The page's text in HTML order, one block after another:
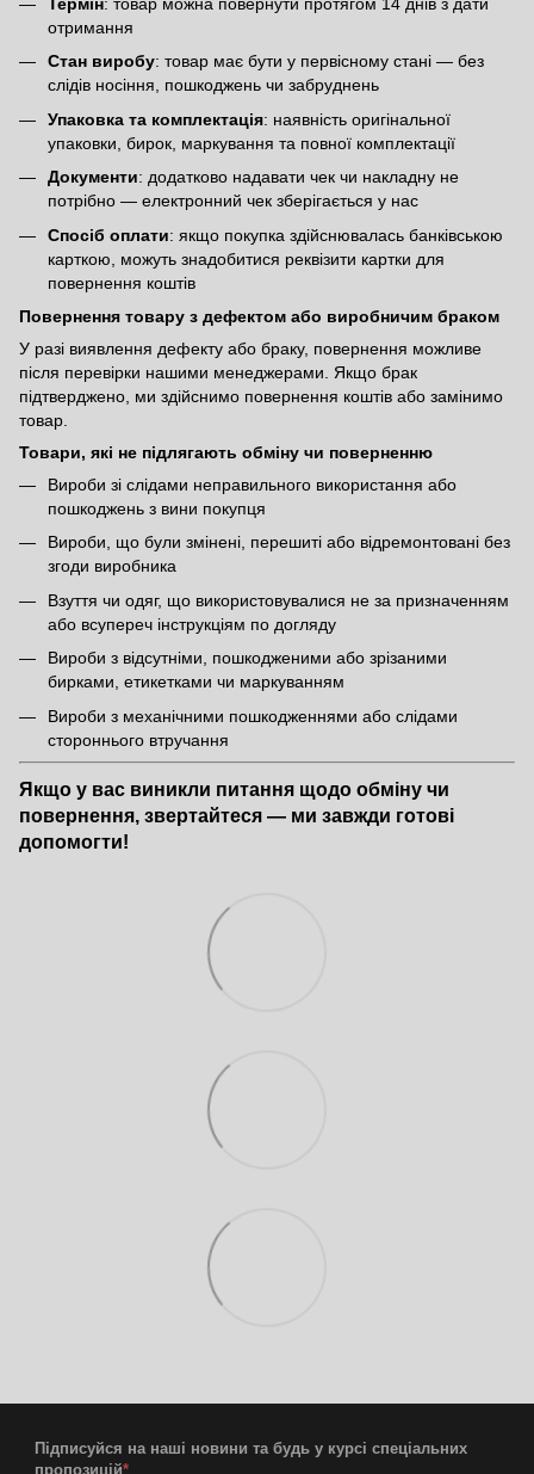
отримання
Стан виробу: товар має бути у первісному стані — без
слідів носіння, пошкоджень чи забруднень
Упаковка та комплектація: наявність оригінальної
упаковки, бирок, маркування та повної комплектації
Документи: додатково надавати чек чи накладну не
потрібно — електронний чек зберігається у нас
Спосіб оплати: якщо покупка здійснювалась банківською
карткою, можуть знадобитися реквізити картки для
повернення коштів
Повернення товару з дефектом або виробничим браком
У разі виявлення дефекту або браку, повернення можливе
після перевірки нашими менеджерами. Якщо брак
підтверджено, ми здійснимо повернення коштів або замінимо
товар.
Товари, які не підлягають обміну чи поверненню
Вироби зі слідами неправильного використання або
пошкоджень з вини покупця
Вироби, що були змінені, перешиті або відремонтовані без
згоди виробника
Взуття чи одяг, що використовувалися не за призначенням
або всупереч інструкціям по догляду
Вироби з відсутніми, пошкодженими або зрізаними
бирками, етикетками чи маркуванням
Вироби з механічними пошкодженнями або слідами
стороннього втручання
Якщо у вас виникли питання щодо обміну чи
повернення, звертайтеся — ми завжди готові
допомогти!
Підписуйся на наші новини та будь у курсі спеціальних
пропозицій*